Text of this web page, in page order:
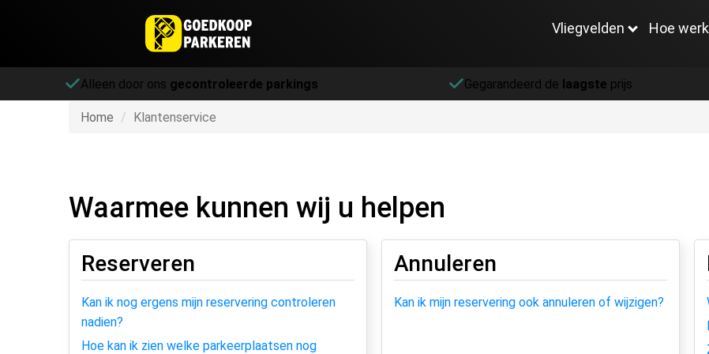
Vliegvelden Hoe
Alleen door ons gecontroleerde parkings Gegarandeerd de laagste prijs
Home Klantenservice
Waarmee kunnen wij u helpen
Reserveren
Kan ik nog ergens mijn reservering controleren
nadien?
Hoe kan ik zien welke parkeerplaatsen nog
Annuleren
Kan ik mijn reservering ook annuleren of wijzigen?